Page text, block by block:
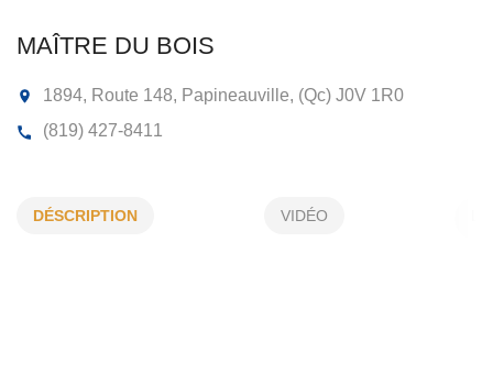
MAÎTRE DU BOIS
DÉSCRIPTION VIDÉO